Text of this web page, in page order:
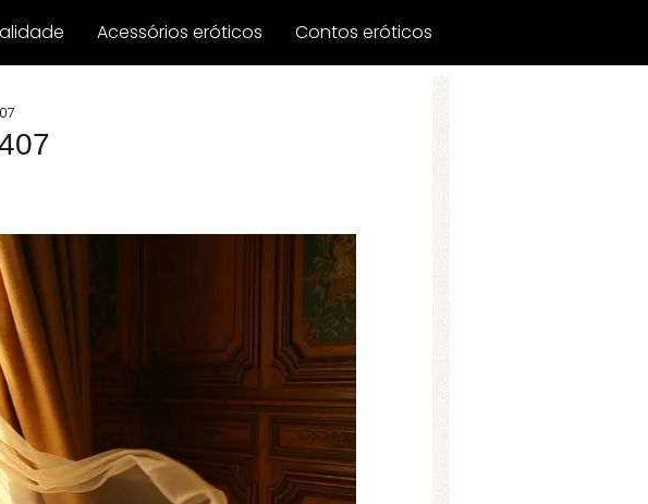
Acessórios eróticos Contos eróticos